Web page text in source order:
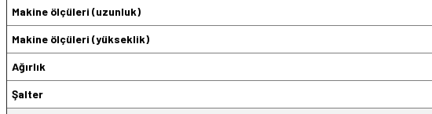
Makine ölçüleri (uzunluk)
Makine ölçüleri (yükseklik)
Ağırlık
Şalter